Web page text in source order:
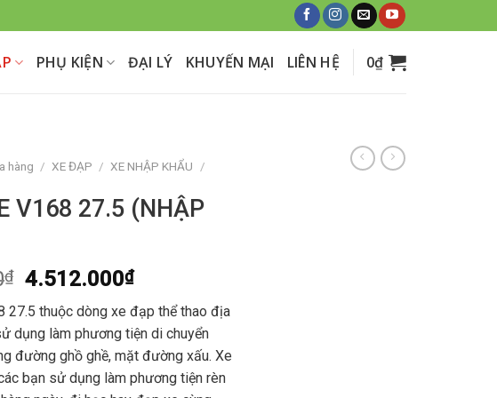
PHỤ KIỆN ĐẠI LÝ KHUYẾN MẠI LIÊN HỆ 0₫
hàng / XE ĐẠP / XE NHẬP KHẨU
/
V168 27.5 (NHẬP
₫ 4.512.000₫
27.5 thuộc dòng xe đạp thể thao địa
dụng làm phương tiện di chuyển
đường ghồ ghề, mặt đường xấu. Xe
bạn sử dụng làm phương tiện rèn